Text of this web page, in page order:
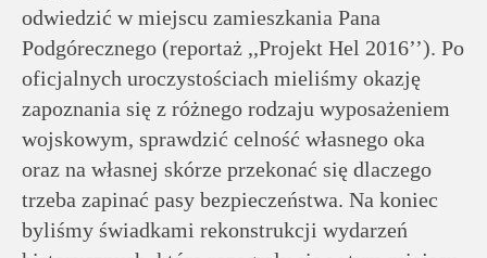
odwiedzić w miejscu zamieszkania Pana
Podgórecznego (reportaż ,,Projekt Hel 2016’’). Po
oficjalnych uroczystościach mieliśmy okazję
zapoznania się z różnego rodzaju wyposażeniem
wojskowym, sprawdzić celność własnego oka
oraz na własnej skórze przekonać się dlaczego
trzeba zapinać pasy bezpieczeństwa. Na koniec
byliśmy świadkami rekonstrukcji wydarzeń